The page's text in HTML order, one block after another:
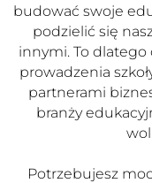
budować swoje
podzielić się
innymi. To
prowadzenia
partnerami
branży
Potrzebujesz